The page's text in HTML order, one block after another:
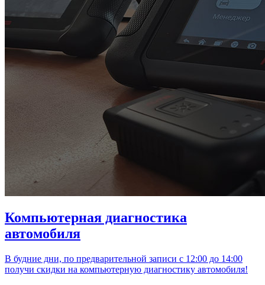
Компьютерная диагностика
автомобиля
В будние дни, по предварительной записи с 12:00 до 14:00
получи скидки на компьютерную диагностику автомобиля!